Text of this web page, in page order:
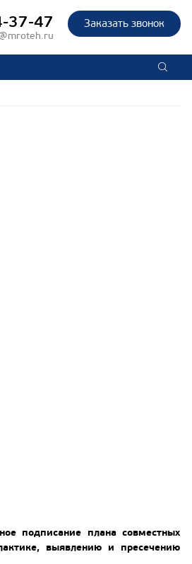
Заказать звонок
37-47
подписание плана совместных
выявлению и пресечению